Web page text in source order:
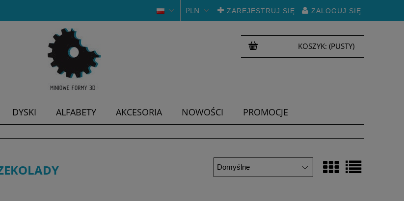
ZAREJESTRUJ SIĘ ZALOGUJ SIĘ
PLN
KOSZYK: (PUSTY)
DYSKI ALFABETY AKCESORIA NOWOŚCI
PROMOCJE